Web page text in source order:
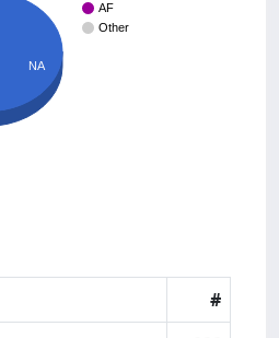
AF
Other
NA
#